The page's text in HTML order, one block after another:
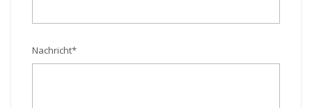
Nachricht*